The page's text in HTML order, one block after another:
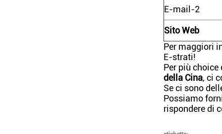
E-mail-2
Sito Web
Per maggiori
E-strati!
Per più
della Cina, ci
Se ci sono
Possiamo
rispondere di